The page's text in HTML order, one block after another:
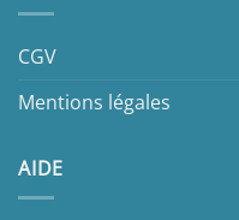
CGV
Mentions légales
AIDE